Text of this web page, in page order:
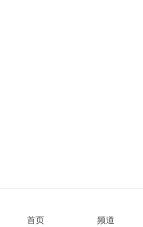
首页 频道